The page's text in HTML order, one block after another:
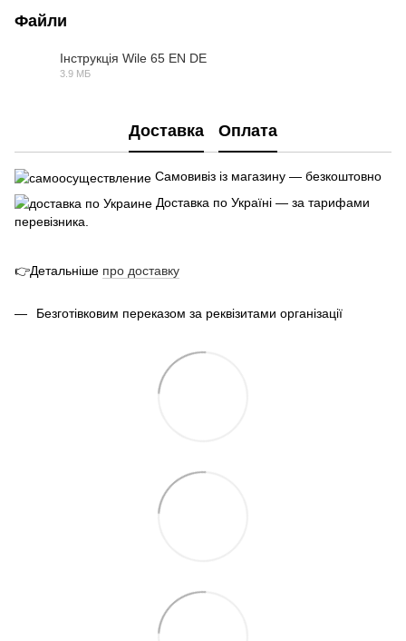
Файли
Інструкція Wile 65 EN DE
3.9 МБ
Доставка Оплата
Самовивіз із магазину — безкоштовно
Доставка по Україні — за тарифами
перевізника.
👉Детальніше про доставку
Безготівковим переказом за реквізитами організації